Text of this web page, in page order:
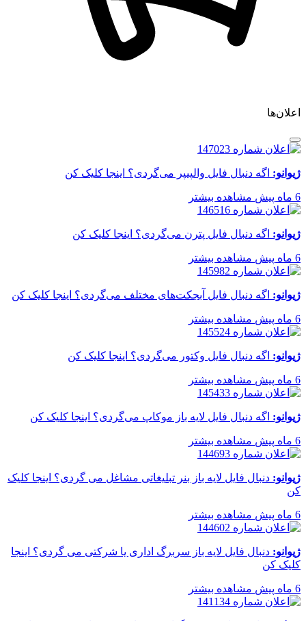
اعلان‌ها
ژیوانو: اگه دنبال فایل والپیپر می‌گردی؟ اینجا کلیک کن
6 ماه پیش مشاهده بیشتر
ژیوانو: اگه دنبال فایل پترن می‌گردی؟ اینجا کلیک کن
6 ماه پیش مشاهده بیشتر
ژیوانو: اگه دنبال فایل آبجکت‌های مختلف می‌گردی؟ اینجا کلیک کن
6 ماه پیش مشاهده بیشتر
ژیوانو: اگه دنبال فایل وکتور می‌گردی؟ اینجا کلیک کن
6 ماه پیش مشاهده بیشتر
ژیوانو: اگه دنبال فایل لایه باز موکاپ می‌گردی؟ اینجا کلیک کن
6 ماه پیش مشاهده بیشتر
ژیوانو: دنبال فایل لایه باز بنر تبلیغاتی مشاغل می گردی؟ اینجا کلیک
کن
6 ماه پیش مشاهده بیشتر
ژیوانو: دنبال فایل لایه باز سربرگ اداری یا شرکتی می گردی؟ اینجا
کلیک کن
6 ماه پیش مشاهده بیشتر